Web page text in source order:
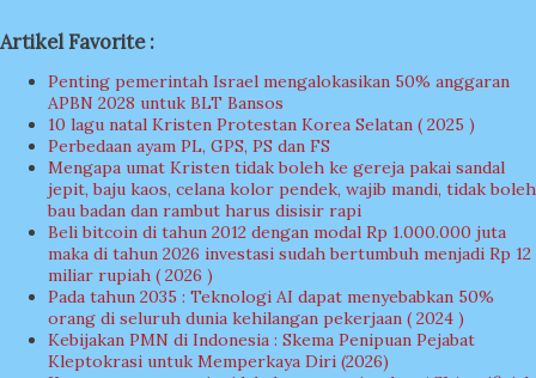
Artikel Favorite :
Penting pemerintah Israel mengalokasikan 50% anggaran
APBN 2028 untuk BLT Bansos
10 lagu natal Kristen Protestan Korea Selatan ( 2025 )
Perbedaan ayam PL, GPS, PS dan FS
Mengapa umat Kristen tidak boleh ke gereja pakai sandal
jepit, baju kaos, celana kolor pendek, wajib mandi, tidak boleh
bau badan dan rambut harus disisir rapi
Beli bitcoin di tahun 2012 dengan modal Rp 1.000.000 juta
maka di tahun 2026 investasi sudah bertumbuh menjadi Rp 12
miliar rupiah ( 2026 )
Pada tahun 2035 : Teknologi AI dapat menyebabkan 50%
orang di seluruh dunia kehilangan pekerjaan ( 2024 )
Kebijakan PMN di Indonesia : Skema Penipuan Pejabat
Kleptokrasi untuk Memperkaya Diri (2026)